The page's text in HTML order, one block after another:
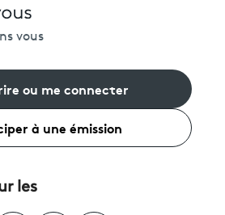
vous
ou me connecter
à une émission
les